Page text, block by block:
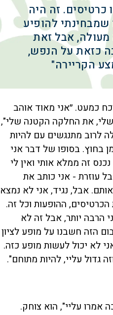
כרטיסים. זה היה
להופיע
אבל זאת
כזאת על הנפש,
הקריירה"
כמעט. ״אני מאוד אוהב
את החלקה הקטנה שלי",
לרוב מתנגשים עם להיות
בחוץ. בסופו של דבר אני
זה ממלא אותי ואין לי
עוזרת - אני כותב את
אבל, נגיד, אני לא נמצא
ההופעות וכל זה.
הרבה יותר, אבל זה לא
הזה חשבנו על מופע לציון
לא יכול לעשות מופע כזה.
גדול עליי, להיות מתוחם".
אמרו עליי", הוא צוחק.